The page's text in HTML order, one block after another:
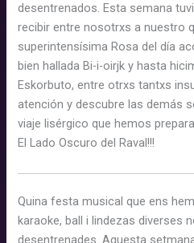
desentrenados. Esta semana
recibir entre nosotrxs a nuestro
superintensísima Rosa del día
bien hallada Bi-i-oirjk y hasta
Eskorbuto, entre otrxs tantxs
atención y descubre las demás
viaje lisérgico que hemos
El Lado Oscuro del Raval!!!
Quina festa musical que ens
karaoke, ball i lindezas diverses
desentrenades. Aquesta